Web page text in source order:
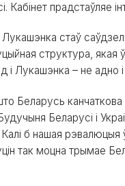
прадстаўляе
стаў
структура,
і Лукашэнка – не адно
Беларусь канчаткова
Беларусі і
б нашая
так моцна трымае